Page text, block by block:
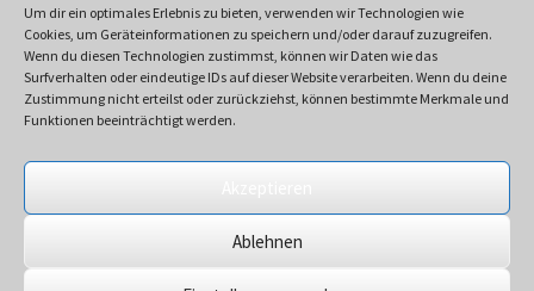
Um dir ein optimales Erlebnis zu bieten, verwenden wir Technologien wie
Cookies, um Geräteinformationen zu speichern und/oder darauf zuzugreifen.
Wenn du diesen Technologien zustimmst, können wir Daten wie das
Surfverhalten oder eindeutige IDs auf dieser Website verarbeiten. Wenn du deine
Zustimmung nicht erteilst oder zurückziehst, können bestimmte Merkmale und
Funktionen beeinträchtigt werden.
Ablehnen
Mit Klicken auf „Senden“ akzeptieren Sie unsere
Datenschutzerklärung